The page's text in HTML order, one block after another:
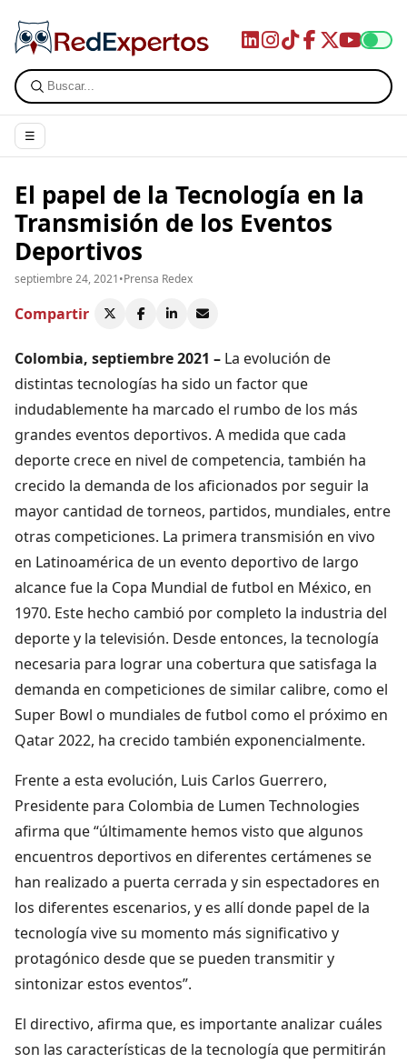
☰
El papel de la Tecnología en la
Transmisión de los Eventos
Deportivos
septiembre 24, 2021•Prensa Redex
Compartir
Colombia, septiembre 2021 – La evolución de
distintas tecnologías ha sido un factor que
indudablemente ha marcado el rumbo de los más
grandes eventos deportivos. A medida que cada
deporte crece en nivel de competencia, también ha
crecido la demanda de los aficionados por seguir la
mayor cantidad de torneos, partidos, mundiales, entre
otras competiciones. La primera transmisión en vivo
en Latinoamérica de un evento deportivo de largo
alcance fue la Copa Mundial de futbol en México, en
1970. Este hecho cambió por completo la industria del
deporte y la televisión. Desde entonces, la tecnología
necesaria para lograr una cobertura que satisfaga la
demanda en competiciones de similar calibre, como el
Super Bowl o mundiales de futbol como el próximo en
Qatar 2022, ha crecido también exponencialmente.
Frente a esta evolución, Luis Carlos Guerrero,
Presidente para Colombia de Lumen Technologies
afirma que “últimamente hemos visto que algunos
encuentros deportivos en diferentes certámenes se
han realizado a puerta cerrada y sin espectadores en
los diferentes escenarios, y es allí donde papel de la
tecnología vive su momento más significativo y
protagónico desde que se pueden transmitir y
sintonizar estos eventos”.
El directivo, afirma que, es importante analizar cuáles
son las características de la tecnología que permitirán